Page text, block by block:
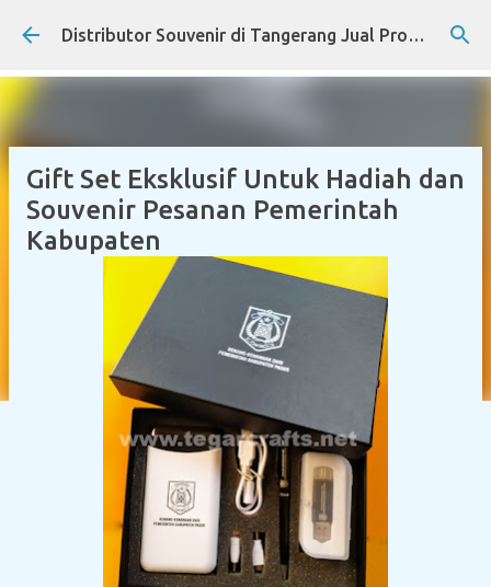
Skip to main content Distributor Souvenir di Tangerang Jual Produk Promosi Eksklusif Corporate dan Instansi Pemerintah
Gift Set Eksklusif Untuk Hadiah dan
Souvenir Pesanan Pemerintah
Kabupaten